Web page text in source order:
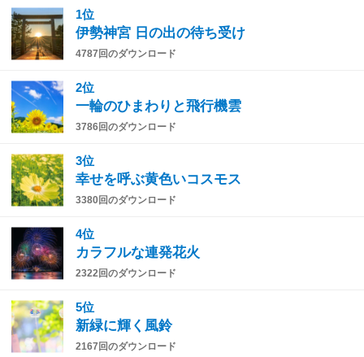
1位
伊勢神宮 日の出の待ち受け
4787回のダウンロード
2位
一輪のひまわりと飛行機雲
3786回のダウンロード
3位
幸せを呼ぶ黄色いコスモス
3380回のダウンロード
4位
カラフルな連発花火
2322回のダウンロード
5位
新緑に輝く風鈴
2167回のダウンロード